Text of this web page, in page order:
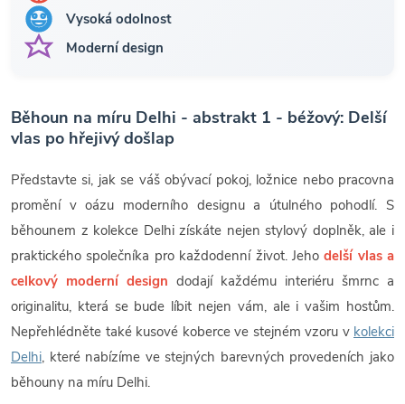
Vysoká odolnost
Moderní design
Běhoun na míru Delhi - abstrakt 1 - béžový: Delší
vlas po hřejivý došlap
Představte si, jak se váš obývací pokoj, ložnice nebo pracovna
promění v oázu moderního designu a útulného pohodlí. S
běhounem z kolekce Delhi získáte nejen stylový doplněk, ale i
praktického společníka pro každodenní život. Jehodelší vlas a
celkový moderní design dodají každému interiéru šmrnc a
originalitu, která se bude líbit nejen vám, ale i vašim hostům.
Nepřehlédněte také kusové koberce ve stejném vzoru v kolekci
Delhi, které nabízíme ve stejných barevných provedeních jako
běhouny na míru Delhi.